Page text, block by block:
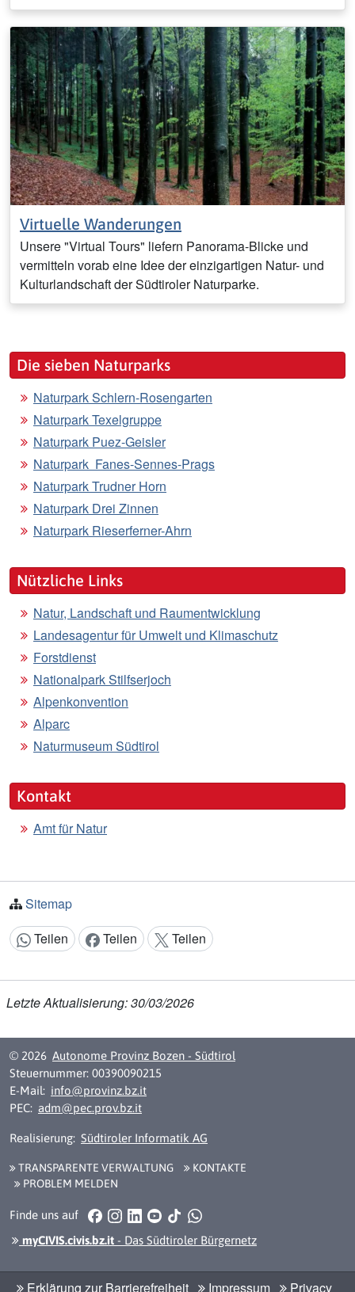
Virtuelle Wanderungen
Unsere "Virtual Tours" liefern Panorama-Blicke und
vermitteln vorab eine Idee der einzigartigen Natur- und
Kulturlandschaft der Südtiroler Naturparke.
Die sieben Naturparks
Naturpark Schlern-Rosengarten
Naturpark Texelgruppe
Naturpark Puez-Geisler
Naturpark Fanes-Sennes-Prags
Naturpark Trudner Horn
Naturpark Drei Zinnen
Naturpark Rieserferner-Ahrn
Nützliche Links
Natur, Landschaft und Raumentwicklung
Landesagentur für Umwelt und Klimaschutz
Forstdienst
Nationalpark Stilfserjoch
Alpenkonvention
Alparc
Naturmuseum Südtirol
Kontakt
Amt für Natur
Sitemap
Inhalt teilen:
Teilen Teilen Teilen
Letzte Aktualisierung: 30/03/2026
© 2026 Autonome Provinz Bozen - Südtirol
Steuernummer: 00390090215
E-Mail: info@provinz.bz.it
PEC: adm@pec.prov.bz.it
Realisierung: Südtiroler Informatik AG
TRANSPARENTE VERWALTUNG
KONTAKTE
PROBLEM MELDEN
Finde uns auf Facebook
Instagram
LinkedInYouTube
TikTokWhatsApp
myCIVIS.civis.bz.it - Das Südtiroler Bürgernetz
Erklärung zur Barrierefreiheit Impressum Privacy